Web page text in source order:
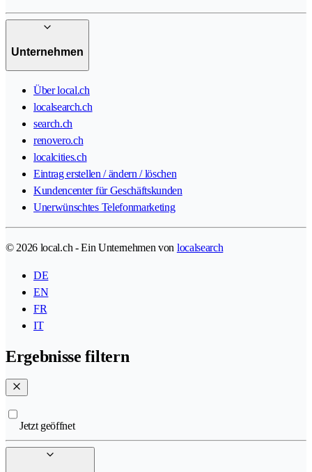
Unternehmen
Über local.ch
localsearch.ch
search.ch
renovero.ch
localcities.ch
Eintrag erstellen / ändern / löschen
Kundencenter für Geschäftskunden
Unerwünschtes Telefonmarketing
© 2026 local.ch - Ein Unternehmen von localsearch
DE
EN
FR
IT
Ergebnisse filtern
Jetzt geöffnet